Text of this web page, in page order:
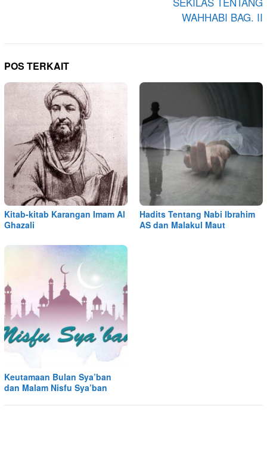
WAHHABI BAG. II
POS TERKAIT
Kitab-kitab Karangan Imam Al
Ghazali
Hadits Tentang Nabi Ibrahim
AS dan Malakul Maut
Keutamaan Bulan Sya’ban
dan Malam Nisfu Sya’ban